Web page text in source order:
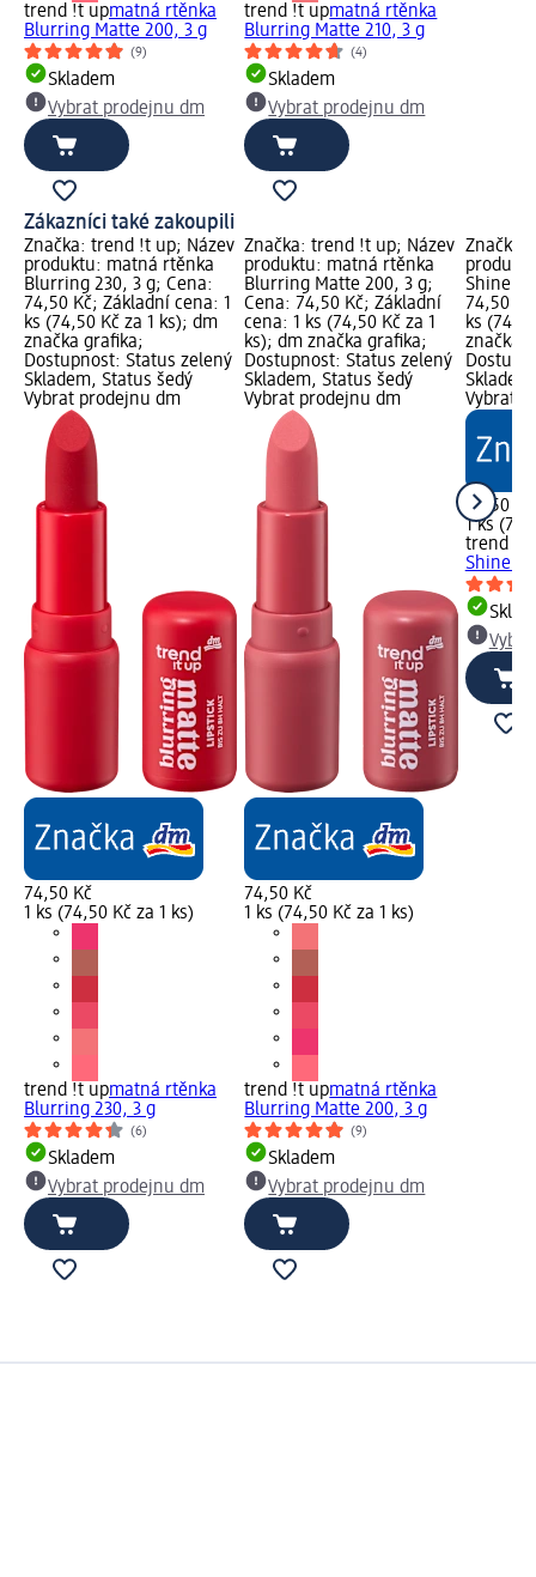
trend !t upmatná rtěnka
Blurring Matte 200, 3 g
(9)
Skladem
Vybrat prodejnu dm
trend !t upmatná rtěnka
Blurring Matte 210, 3 g
(4)
Skladem
Vybrat prodejnu dm
Zákazníci také zakoupili
Značka: trend !t up; Název
produktu: matná rtěnka
Blurring 230, 3 g; Cena:
74,50 Kč; Základní cena: 1
ks (74,50 Kč za 1 ks); dm
značka grafika;
Dostupnost: Status zelený
Skladem, Status šedý
Vybrat prodejnu dm
74,50 Kč
1 ks (74,50 Kč za 1 ks)
trend !t upmatná rtěnka
Blurring 230, 3 g
(6)
Skladem
Vybrat prodejnu dm
Značka: trend !t up; Název
produktu: matná rtěnka
Blurring Matte 200, 3 g;
Cena: 74,50 Kč; Základní
cena: 1 ks (74,50 Kč za 1
ks); dm značka grafika;
Dostupnost: Status zelený
Skladem, Status šedý
Vybrat prodejnu dm
74,50 Kč
1 ks (74,50 Kč za 1 ks)
trend !t upmatná rtěnka
Blurring Matte 200, 3 g
(9)
Skladem
Vybrat prodejnu dm
Značka:
Shine
74,50
ks
značka
Vybrat
74,50 Kč
1 ks
trend !t
Shine